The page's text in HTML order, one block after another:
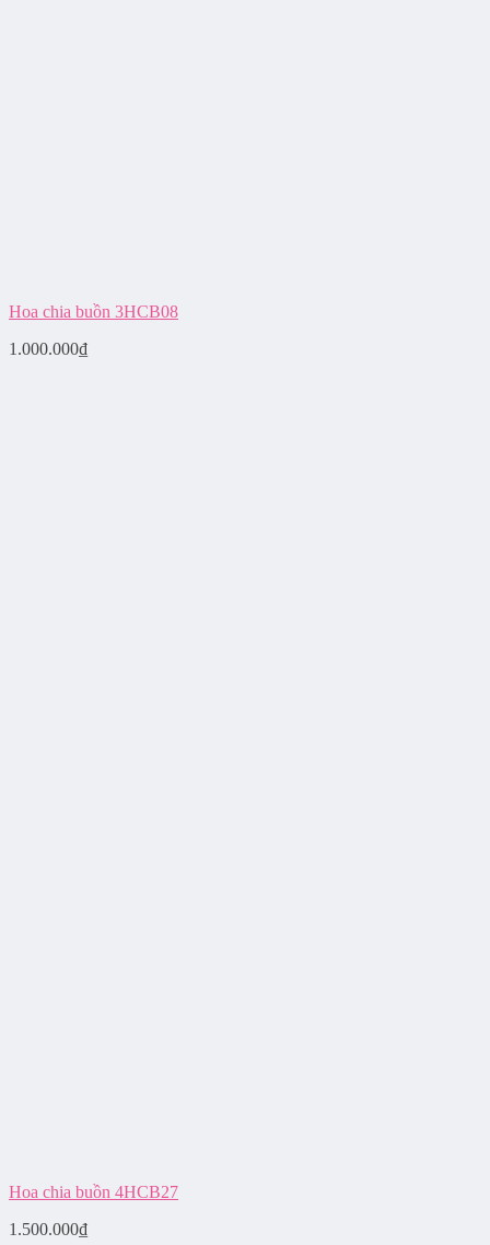
Hoa chia buồn 3HCB08
1.000.000₫
Hoa chia buồn 4HCB27
1.500.000₫